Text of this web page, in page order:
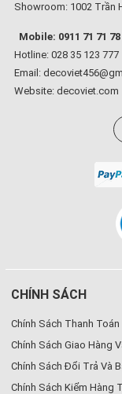
Showroom: 1002 Trần
Mobile: 0911 71 71 78
Hotline: 028 35 123 777
Email:
Website: decoviet.com
CHÍNH SÁCH
Chính Sách Thanh Toán
Chính Sách Giao Hàng
Chính Sách Đổi Trả Và
Chính Sách Kiểm Hàng